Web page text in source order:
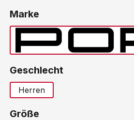
Marke
Geschlecht
Herren
Größe